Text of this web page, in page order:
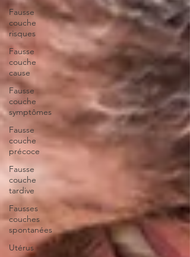
Fausse
couche
risques
Fausse
couche
cause
Fausse
couche
symptômes
Fausse
couche
précoce
Fausse
couche
tardive
Fausses
couches
spontanées
Utérus